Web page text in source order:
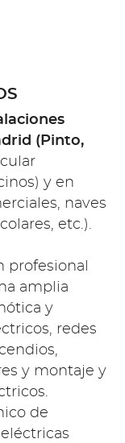
(Pinto,
y en
naves
etc.).
profesional
amplia
y
redes
y montaje y
de